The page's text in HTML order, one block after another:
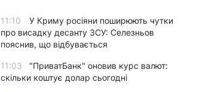
11:10
У Криму росіяни поширюють чутки
про висадку десанту ЗСУ: Селезньов
пояснив, що відбувається
11:03
"ПриватБанк" оновив курс валют:
скільки коштує долар сьогодні